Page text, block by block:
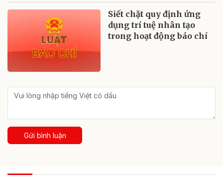
Siết chặt quy định ứng
dụng trí tuệ nhân tạo
trong hoạt động báo chí
Gửi bình luận